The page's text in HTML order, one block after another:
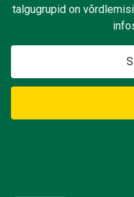
talgugrupid on